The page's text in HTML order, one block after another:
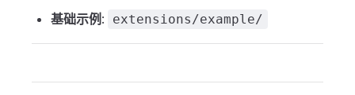
基础示例 : extensions/example/